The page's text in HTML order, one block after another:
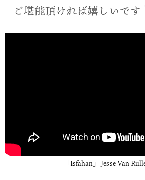
ご堪能頂ければ嬉しいです
「Isfahan」 Jesse Van